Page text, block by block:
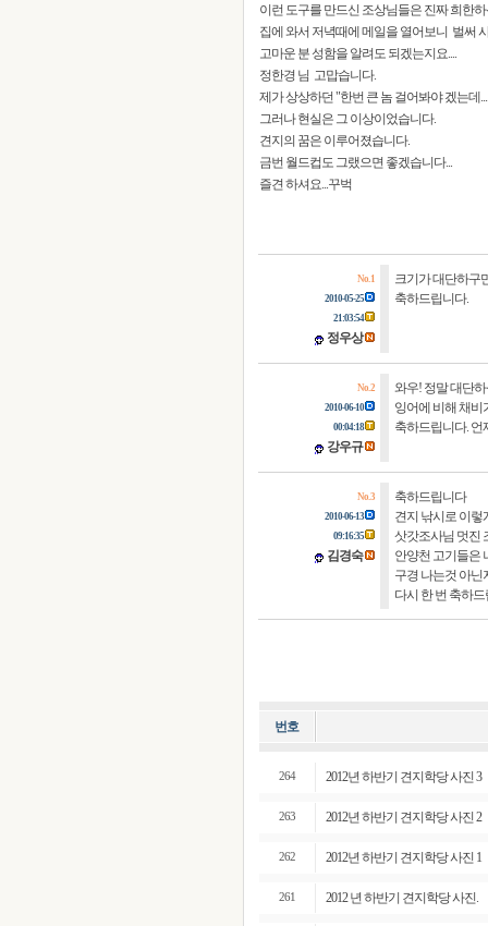
이런 도구를 만드신 조상님들은 진짜 희한
집에 와서 저녁때에 메일을 열어보니 벌써
고마운 분 성함을 알려도 되겠는지요....
정한경 님 고맙습니다.
제가 상상하던 "한번 큰 놈 걸어봐야 겠는데
그러나 현실은 그 이상이었습니다.
견지의 꿈은 이루어졌습니다.
금번 월드컵도 그랬으면 좋겠습니다...
즐견 하셔요...꾸벅
No. 1
2010-05-25
21:03:54
정우상
크기가 대단하구
축하드립니다.
No. 2
2010-06-10
00:04:18
강우규
와우! 정말 대단
잉어에 비해 채비
축하드립니다. 언
No. 3
2010-06-13
09:16:35
김경숙
축하드립니다
견지 낚시로 이렇
삿갓조사님 멋진
안양천 고기들은
구경 나는것 아닌
다시 한 번 축하드
번호
264 2012년 하반기 견지학당 사진 3
263 2012년 하반기 견지학당 사진 2
262 2012년 하반기 견지학당 사진 1
261 2012 년 하반기 견지학당 사진.